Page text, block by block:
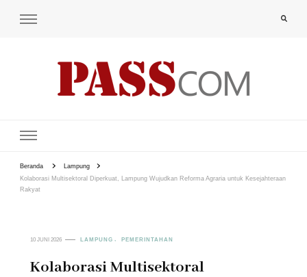
Beranda
Lampung
Kolaborasi Multisektoral Diperkuat, Lampung Wujudkan Reforma Agraria untuk Kesejahteraan
Rakyat
10 JUNI 2026 LAMPUNG PEMERINTAHAN
Kolaborasi Multisektoral